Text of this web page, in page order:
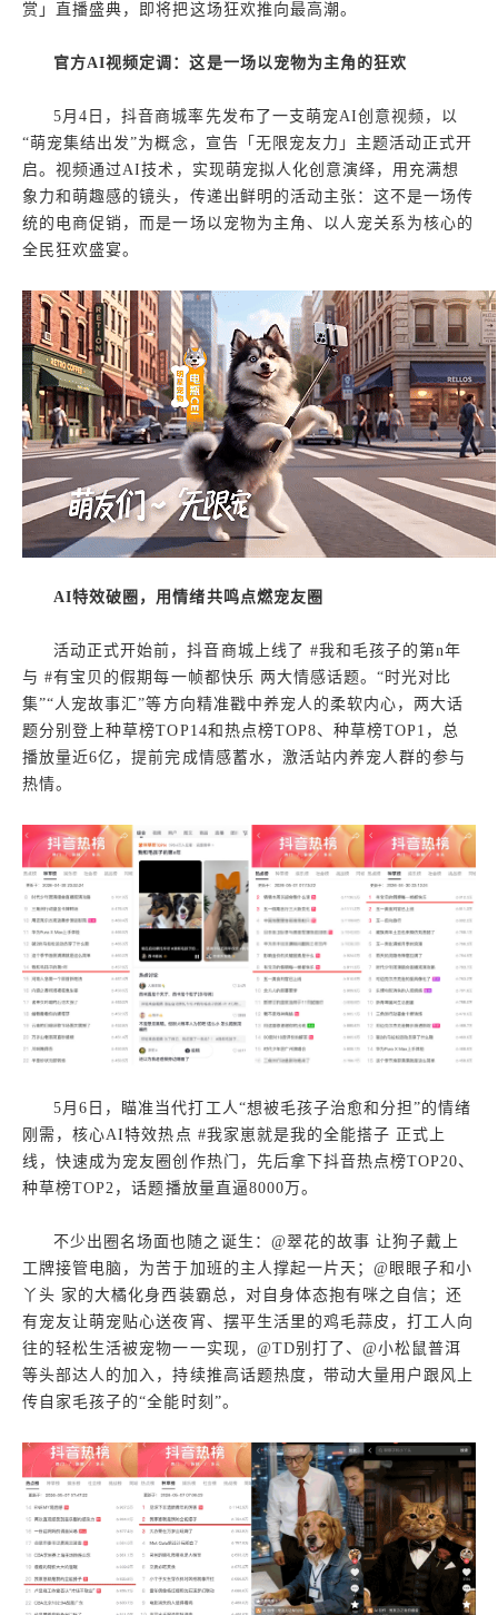
赏」直播盛典，即将把这场狂欢推向最高潮。
官方AI视频定调：这是一场以宠物为主角的狂欢
5月4日，抖音商城率先发布了一支萌宠AI创意视频，以
“萌宠集结出发”为概念，宣告「无限宠友力」主题活动正式开
启。视频通过AI技术，实现萌宠拟人化创意演绎，用充满想
象力和萌趣感的镜头，传递出鲜明的活动主张：这不是一场传
统的电商促销，而是一场以宠物为主角、以人宠关系为核心的
全民狂欢盛宴。
AI特效破圈，用情绪共鸣点燃宠友圈
活动正式开始前，抖音商城上线了 #我和毛孩子的第n年
与 #有宝贝的假期每一帧都快乐 两大情感话题。“时光对比
集”“人宠故事汇”等方向精准戳中养宠人的柔软内心，两大话
题分别登上种草榜TOP14和热点榜TOP8、种草榜TOP1，总
播放量近6亿，提前完成情感蓄水，激活站内养宠人群的参与
热情。
5月6日，瞄准当代打工人“想被毛孩子治愈和分担”的情绪
刚需，核心AI特效热点 #我家崽就是我的全能搭子 正式上
线，快速成为宠友圈创作热门，先后拿下抖音热点榜TOP20、
种草榜TOP2，话题播放量直逼8000万。
不少出圈名场面也随之诞生：@翠花的故事 让狗子戴上
工牌接管电脑，为苦于加班的主人撑起一片天；@眼眼子和小
丫头 家的大橘化身西装霸总，对自身体态抱有咪之自信；还
有宠友让萌宠贴心送夜宵、摆平生活里的鸡毛蒜皮，打工人向
往的轻松生活被宠物一一实现，@TD别打了、@小松鼠普洱
等头部达人的加入，持续推高话题热度，带动大量用户跟风上
传自家毛孩子的“全能时刻”。